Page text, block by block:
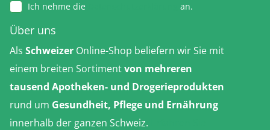
Ich nehme die an.
Über uns
Als Schweizer Online-Shop beliefern wir Sie mit
einem breiten Sortimentvon mehreren
tausend Apotheken- und Drogerieprodukten
rund um Gesundheit, Pflege und Ernährung
innerhalb der ganzen Schweiz.